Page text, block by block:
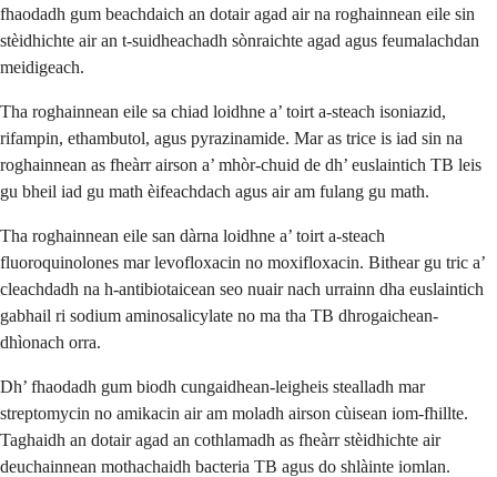
fhaodadh gum beachdaich an dotair agad air na roghainnean eile sin
stèidhichte air an t-suidheachadh sònraichte agad agus feumalachdan
meidigeach.
Tha roghainnean eile sa chiad loidhne a’ toirt a-steach isoniazid,
rifampin, ethambutol, agus pyrazinamide. Mar as trice is iad sin na
roghainnean as fheàrr airson a’ mhòr-chuid de dh’ euslaintich TB leis
gu bheil iad gu math èifeachdach agus air am fulang gu math.
Tha roghainnean eile san dàrna loidhne a’ toirt a-steach
fluoroquinolones mar levofloxacin no moxifloxacin. Bithear gu tric a’
cleachdadh na h-antibiotaicean seo nuair nach urrainn dha euslaintich
gabhail ri sodium aminosalicylate no ma tha TB dhrogaichean-
dhìonach orra.
Dh’ fhaodadh gum biodh cungaidhean-leigheis stealladh mar
streptomycin no amikacin air am moladh airson cùisean iom-fhillte.
Taghaidh an dotair agad an cothlamadh as fheàrr stèidhichte air
deuchainnean mothachaidh bacteria TB agus do shlàinte iomlan.